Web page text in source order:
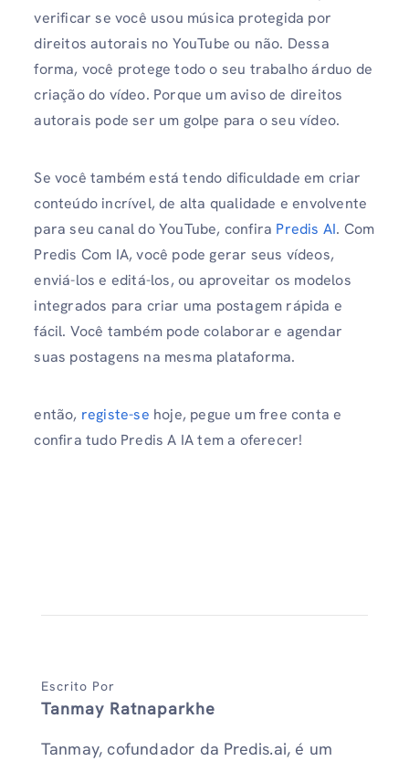
verificar se você usou música protegida por
direitos autorais no YouTube ou não. Dessa
forma, você protege todo o seu trabalho árduo de
criação do vídeo. Porque um aviso de direitos
autorais pode ser um golpe para o seu vídeo.
Se você também está tendo dificuldade em criar
conteúdo incrível, de alta qualidade e envolvente
para seu canal do YouTube, confira Predis AI. Com
Predis Com IA, você pode gerar seus vídeos,
enviá-los e editá-los, ou aproveitar os modelos
integrados para criar uma postagem rápida e
fácil. Você também pode colaborar e agendar
suas postagens na mesma plataforma.
então, registe-se hoje, pegue um free conta e
confira tudo Predis A IA tem a oferecer!
Escrito Por
Tanmay Ratnaparkhe
Tanmay, cofundador da Predis.ai, é um